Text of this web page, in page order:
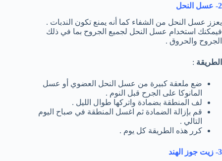
2- عسل النحل
يعزز عسل النحل من الشفاء كما أنه يمنع تكون الندبات .
فيمكنك استخدام عسل النحل لجميع الجروح بما في ذلك
الجروح والحروق .
الطريقة :
ضع ملعقة كبيرة من عسل النحل العضوي أو عسل
المانوكا على الجرح قبل النوم .
لف المنطقة بضمادة واتركها طوال الليل .
قم بإزالة الضمادة ثم اغسل المنطقة في صباح اليوم
التالي .
كرر هذه الطريقة كل يوم .
3- زيت جوز الهند